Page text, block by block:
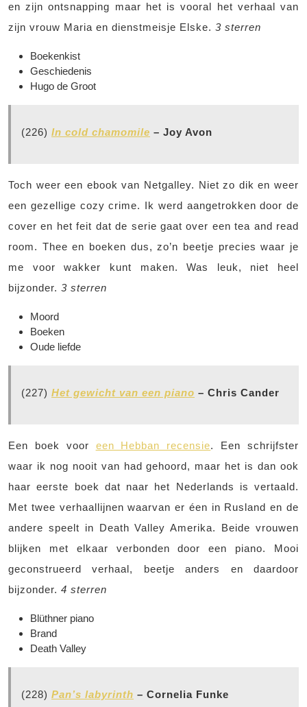
en zijn ontsnapping maar het is vooral het verhaal van
zijn vrouw Maria en dienstmeisje Elske. 3 sterren
Boekenkist
Geschiedenis
Hugo de Groot
(226) In cold chamomile – Joy Avon
Toch weer een ebook van Netgalley. Niet zo dik en weer
een gezellige cozy crime. Ik werd aangetrokken door de
cover en het feit dat de serie gaat over een tea and read
room. Thee en boeken dus, zo’n beetje precies waar je
me voor wakker kunt maken. Was leuk, niet heel
bijzonder. 3 sterren
Moord
Boeken
Oude liefde
(227) Het gewicht van een piano – Chris Cander
Een boek voor een Hebban recensie. Een schrijfster
waar ik nog nooit van had gehoord, maar het is dan ook
haar eerste boek dat naar het Nederlands is vertaald.
Met twee verhaallijnen waarvan er éen in Rusland en de
andere speelt in Death Valley Amerika. Beide vrouwen
blijken met elkaar verbonden door een piano. Mooi
geconstrueerd verhaal, beetje anders en daardoor
bijzonder. 4 sterren
Blüthner piano
Brand
Death Valley
(228) Pan’s labyrinth – Cornelia Funke